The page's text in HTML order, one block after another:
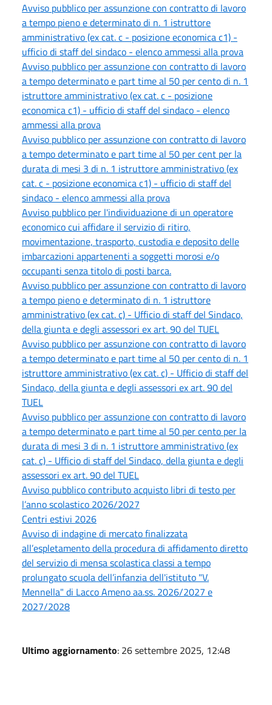
Avviso pubblico per assunzione con contratto di lavoro
a tempo pieno e determinato di n. 1 istruttore
amministrativo (ex cat. c - posizione economica c1) -
ufficio di staff del sindaco - elenco ammessi alla prova
Avviso pubblico per assunzione con contratto di lavoro
a tempo determinato e part time al 50 per cento di n. 1
istruttore amministrativo (ex cat. c - posizione
economica c1) - ufficio di staff del sindaco - elenco
ammessi alla prova
Avviso pubblico per assunzione con contratto di lavoro
a tempo determinato e part time al 50 per cent per la
durata di mesi 3 di n. 1 istruttore amministrativo (ex
cat. c - posizione economica c1) - ufficio di staff del
sindaco - elenco ammessi alla prova
Avviso pubblico per l'individuazione di un operatore
economico cui affidare il servizio di ritiro,
movimentazione, trasporto, custodia e deposito delle
imbarcazioni appartenenti a soggetti morosi e/o
occupanti senza titolo di posti barca.
Avviso pubblico per assunzione con contratto di lavoro
a tempo pieno e determinato di n. 1 istruttore
amministrativo (ex cat. c) - Ufficio di staff del Sindaco,
della giunta e degli assessori ex art. 90 del TUEL
Avviso pubblico per assunzione con contratto di lavoro
a tempo determinato e part time al 50 per cento di n. 1
istruttore amministrativo (ex cat. c) - Ufficio di staff del
Sindaco, della giunta e degli assessori ex art. 90 del
TUEL
Avviso pubblico per assunzione con contratto di lavoro
a tempo determinato e part time al 50 per cento per la
durata di mesi 3 di n. 1 istruttore amministrativo (ex
cat. c) - Ufficio di staff del Sindaco, della giunta e degli
assessori ex art. 90 del TUEL
Avviso pubblico contributo acquisto libri di testo per
l’anno scolastico 2026/2027
Centri estivi 2026
Avviso di indagine di mercato finalizzata
all’espletamento della procedura di affidamento diretto
del servizio di mensa scolastica classi a tempo
prolungato scuola dell’infanzia dell'istituto "V.
Mennella" di Lacco Ameno aa.ss. 2026/2027 e
2027/2028
Ultimo aggiornamento: 26 settembre 2025, 12:48